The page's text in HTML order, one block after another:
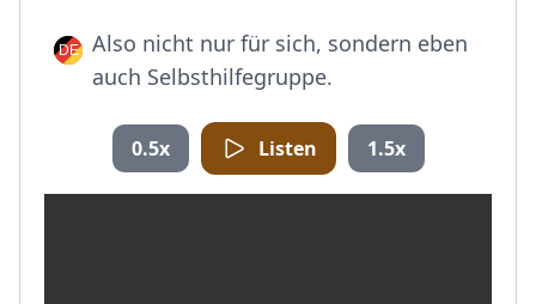
Also nicht nur für sich, sondern eben
auch Selbsthilfegruppe.
0.5x Listen 1.5x